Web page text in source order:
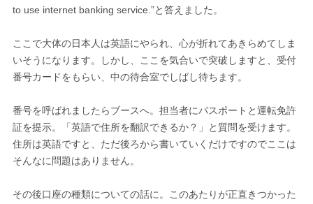
to use internet banking service.”と答えました。
ここで大体の日本人は英語にやられ、心が折れてあきらめてしま
いそうになります。しかし、ここを気合いで突破しますと、受付
番号カードをもらい、中の待合室でしばし待ちます。
番号を呼ばれましたらブースへ。担当者にパスポートと運転免許
証を提示。「英語で住所を翻訳できるか？」と質問を受けます。
住所は英語ですと、ただ後ろから書いていくだけですのでここは
そんなに問題はありません。
その後口座の種類についての話に。このあたりが正直きつかった